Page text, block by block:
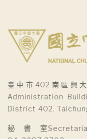
臺中市402南區興
Administration
District 402,
秘 書 室